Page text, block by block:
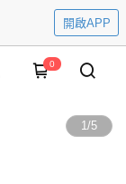
開啟APP
0
1/5